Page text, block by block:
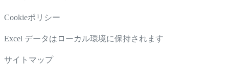
Cookieポリシー
Excel データはローカル環境に保持されます
サイトマップ